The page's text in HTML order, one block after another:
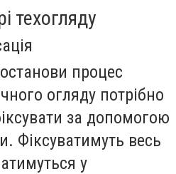
техогляду
процес
огляду потрібно
за допомогою
Фіксуватимуть весь
у